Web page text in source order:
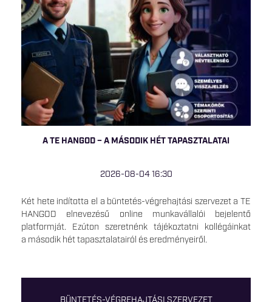
A TE HANGOD – A MÁSODIK HÉT TAPASZTALATAI
2026-08-04 16:30
Két hete indította el a büntetés-végrehajtási szervezet a TE
HANGOD elnevezésű online munkavállalói bejelentő
platformját. Ezúton szeretnénk tájékoztatni kollégáinkat
a második hét tapasztalatairól és eredményeiről.